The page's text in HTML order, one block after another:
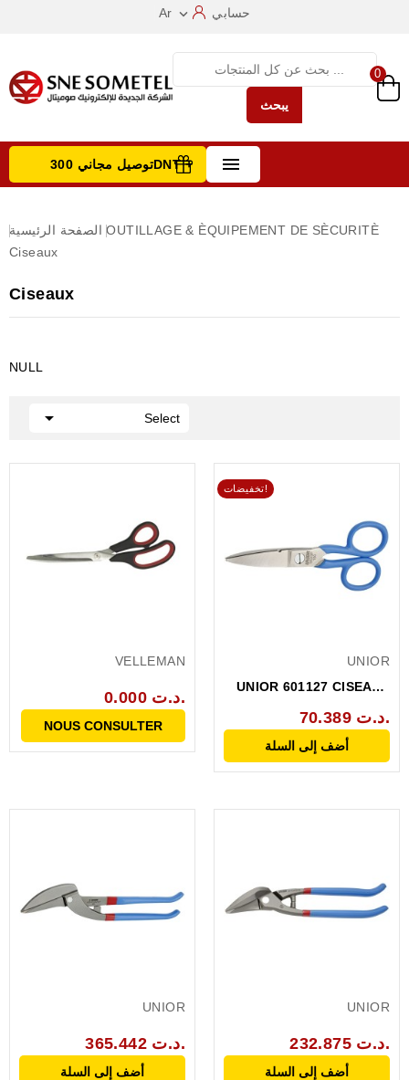
Ar  حسابي
يبحث
0
 توصيل مجاني 300DNT +
الصفحة الرئيسية OUTILLAGE & ÈQUIPEMENT DE SÈCURITÈ
Ciseaux
Ciseaux
NULL
Select

VELLEMAN
0.000 د.ت.
NOUS CONSULTER
تخفيضات!
UNIOR
UNIOR 601127 CISEAUX
70.389 د.ت.
أضف إلى السلة
UNIOR
365.442 د.ت.
أضف إلى السلة
UNIOR
232.875 د.ت.
أضف إلى السلة